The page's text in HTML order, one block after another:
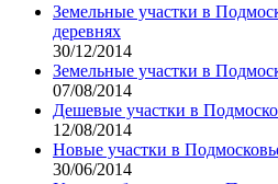
Земельные участки в
деревнях
30/12/2014
Земельные участки в
07/08/2014
Дешевые участки в
12/08/2014
Новые участки в
30/06/2014